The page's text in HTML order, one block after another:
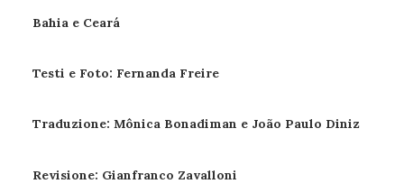
Bahia e Ceará
Testi e Foto: Fernanda Freire
Traduzione: Mônica Bonadiman e João Paulo Diniz
Revisione: Gianfranco Zavalloni